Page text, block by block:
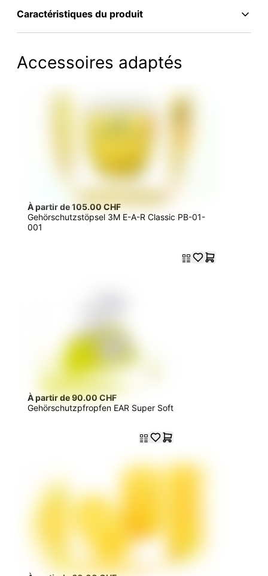
Caractéristiques du produit
Accessoires adaptés
À partir de 105.00 CHF
Gehörschutzstöpsel 3M E-A-R Classic PB-01-
001
À partir de 90.00 CHF
Gehörschutzpfropfen EAR Super Soft